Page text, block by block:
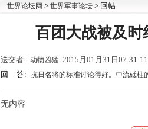
世界论坛网 > 世界军事论坛 > 回帖
百团大战被及时
送交者: 动物凶猛 2015月01月31日
回 答: 抗日名将的标准讨论得好。中流砥柱
无内容